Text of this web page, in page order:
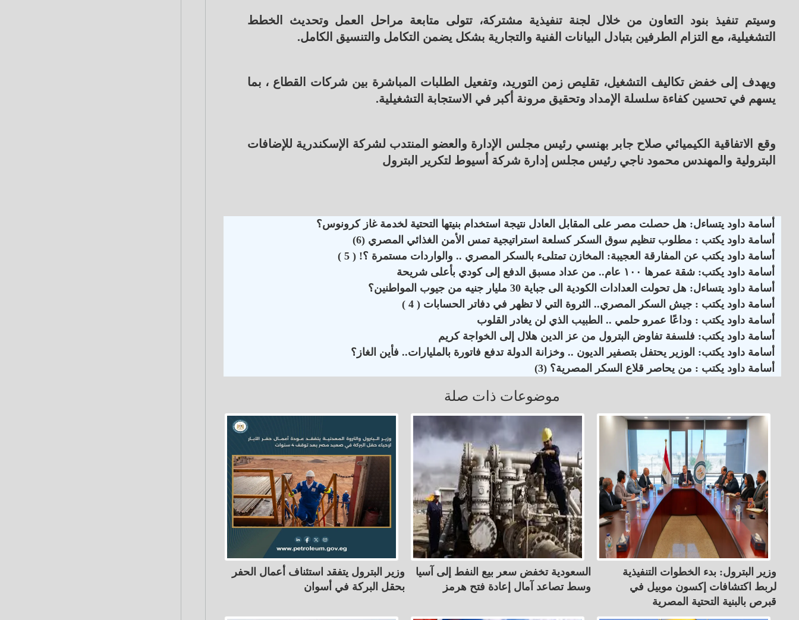
وسيتم تنفيذ بنود التعاون من خلال لجنة تنفيذية مشتركة، تتولى متابعة مراحل العمل وتحديث الخطط
التشغيلية، مع التزام الطرفين بتبادل البيانات الفنية والتجارية بشكل يضمن التكامل والتنسيق الكامل.
ويهدف إلى خفض تكاليف التشغيل، تقليص زمن التوريد، وتفعيل الطلبات المباشرة بين شركات القطاع ، بما
يسهم في تحسين كفاءة سلسلة الإمداد وتحقيق مرونة أكبر في الاستجابة التشغيلية.
وقع الاتفاقية الكيميائي صلاح جابر بهنسي رئيس مجلس الإدارة والعضو المنتدب لشركة الإسكندرية للإضافات
البترولية والمهندس محمود ناجي رئيس مجلس إدارة شركة أسيوط لتكرير البترول
أسامة داود يتساءل: هل حصلت مصر على المقابل العادل نتيجة استخدام بنيتها التحتية لخدمة غاز كرونوس؟
أسامة داود يكتب : مطلوب تنظيم سوق السكر كسلعة استراتيجية تمس الأمن الغذائي المصري (6)
أسامة داود يكتب عن المفارقة العجيبة: المخازن تمتلىء بالسكر المصري .. والواردات مستمرة ؟! ( 5 )
أسامة داود يكتب: شقة عمرها ١٠٠ عام.. من عداد مسبق الدفع إلى كودي بأعلى شريحة
أسامة داود يتساءل: هل تحولت العدادات الكودية الى جباية 30 مليار جنيه من جيوب المواطنين؟
أسامة داود يكتب : جيش السكر المصري.. الثروة التي لا تظهر في دفاتر الحسابات ( 4 )
أسامة داود يكتب : وداعًا عمرو حلمي .. الطبيب الذي لن يغادر القلوب
أسامة داود يكتب: فلسفة تفاوض البترول من عز الدين هلال إلى الخواجة كريم
أسامة داود يكتب: الوزير يحتفل بتصفير الديون .. وخزانة الدولة تدفع فاتورة بالمليارات.. فأين الغاز؟
أسامة داود يكتب : من يحاصر قلاع السكر المصرية؟ (3)
موضوعات ذات صلة
وزير البترول: بدء الخطوات التنفيذية
لربط اكتشافات إكسون موبيل في
قبرص بالبنية التحتية المصرية
السعودية تخفض سعر بيع النفط إلى آسيا
وسط تصاعد آمال إعادة فتح هرمز
وزير البترول يتفقد استئناف أعمال الحفر
بحقل البركة في أسوان